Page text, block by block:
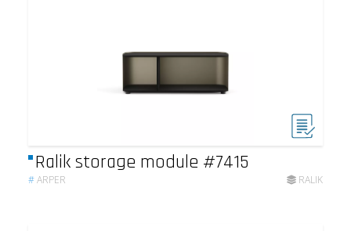
Ralik storage module #7415
#ARPER RALIK